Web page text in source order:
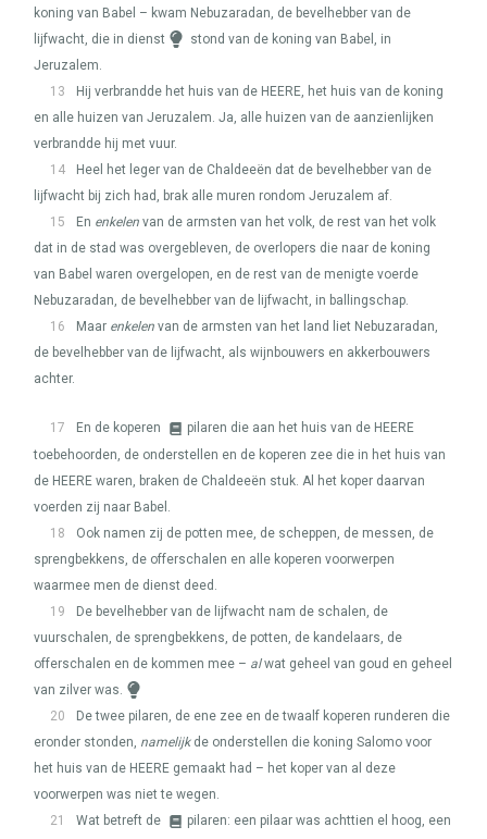
koning van Babel – kwam Nebuzaradan, de bevelhebber van de
lijfwacht, die in dienst
stond van de koning van Babel, in
Jeruzalem.
13
Hij verbrandde het huis van de HEERE, het huis van de koning
en alle huizen van Jeruzalem. Ja, alle huizen van de aanzienlijken
verbrandde hij met vuur.
14
Heel het leger van de Chaldeeën dat de bevelhebber van de
lijfwacht bij zich had, brak alle muren rondom Jeruzalem af.
15
En enkelen van de armsten van het volk, de rest van het volk
dat in de stad was overgebleven, de overlopers die naar de koning
van Babel waren overgelopen, en de rest van de menigte voerde
Nebuzaradan, de bevelhebber van de lijfwacht, in ballingschap.
16
Maar enkelen van de armsten van het land liet Nebuzaradan,
de bevelhebber van de lijfwacht, als wijnbouwers en akkerbouwers
achter.
17 En de koperen pilaren die aan het huis van de HEERE
toebehoorden, de onderstellen en de koperen zee die in het huis van
de HEERE waren, braken de Chaldeeën stuk. Al het koper daarvan
voerden zij naar Babel.
18
Ook namen zij de potten mee, de scheppen, de messen, de
sprengbekkens, de offerschalen en alle koperen voorwerpen
waarmee men de dienst deed.
19
De bevelhebber van de lijfwacht nam de schalen, de
vuurschalen, de sprengbekkens, de potten, de kandelaars, de
offerschalen en de kommen mee – alwat geheel van goud en geheel
van zilver was.
20
De twee pilaren, de ene zee en de twaalf koperen runderen die
eronder stonden, namelijkde onderstellen die koning Salomo voor
het huis van de HEERE gemaakt had – het koper van al deze
voorwerpen was niet te wegen.
21
Wat betreft de
pilaren: een pilaar was achttien el hoog, een